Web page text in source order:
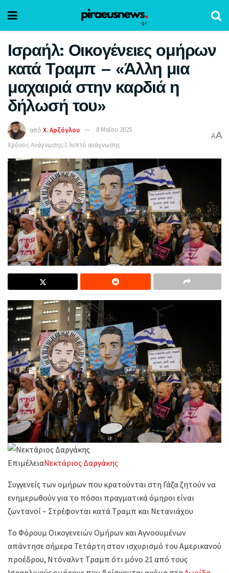
Ισραήλ: Οικογένειες ομήρων
κατά Τραμπ – «Άλλη μια
μαχαιριά στην καρδιά η
δήλωσή του»
από Χ. Αρζόγλου
8 Μαΐου 2025
Χρόνος Ανάγνωσης:1 λεπτό ανάγνωσης
AA
ΕπιμέλειαΝεκτάριος Δαργάκης
Συγγενείς των ομήρων που κρατούνται στη Γάζα ζητούν να
ενημερωθούν για το πόσοι πραγματικά όμηροι είναι
ζωντανοί – Στρέφονται κατά Τραμπ και Νετανιάχου
Το Φόρουμ Οικογενειών Ομήρων και Αγνοουμένων
απάντησε σήμερα Τετάρτη στον ισχυρισμό του Αμερικανού
προέδρου, Ντόναλντ Τραμπ ότι μόνο 21 από τους